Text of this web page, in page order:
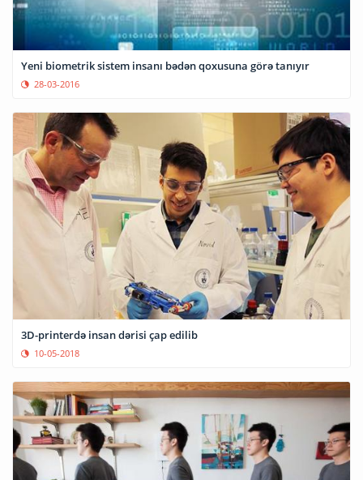
Yeni biometrik sistem insanı bədən qoxusuna görə tanıyır
28-03-2016
3D-printerdə insan dərisi çap edilib
10-05-2018